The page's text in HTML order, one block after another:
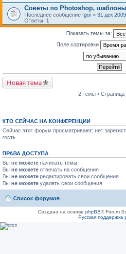
Советы по Photoshop,
Последнее сообщение Igor « 31 дек
Ответы: 1
Показать темы за:
Поле сортировки
Новая тема
2 темы • Страница
КТО СЕЙЧАС НА КОНФЕРЕНЦИИ
Сейчас этот форум просматривают: нет
гость
ПРАВА ДОСТУПА
Вы не можете начинать темы
Вы не можете отвечать на сообщения
Вы не можете редактировать свои сообщения
Вы не можете удалять свои сообщения
Список форумов
Создано на основе phpBB® Forum
Русская поддержка